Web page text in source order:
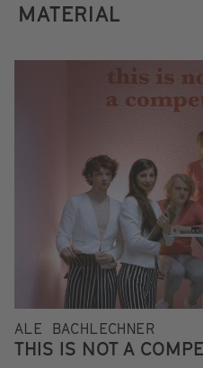
MATERIAL
ALE BACHLECHNER
THIS IS NOT A